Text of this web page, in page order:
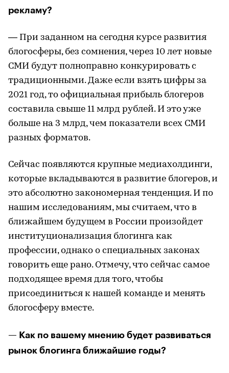
рекламу?
— При заданном на сегодня курсе развития
блогосферы, без сомнения, через 10 лет новые
СМИ будут полноправно конкурировать с
традиционными. Даже если взять цифры за
2021 год, то официальная прибыль блогеров
составила свыше 11 млрд рублей. И это уже
больше на 3 млрд, чем показатели всех СМИ
разных форматов.
Сейчас появляются крупные медиахолдинги,
которые вкладываются в развитие блогеров, и
это абсолютно закономерная тенденция. И по
нашим исследованиям, мы считаем, что в
ближайшем будущем в России произойдет
институционализация блогинга как
профессии, однако о специальных законах
говорить еще рано. Отмечу, что сейчас самое
подходящее время для того, чтобы
присоединиться к нашей команде и менять
блогосферу вместе.
— Как по вашему мнению будет развиваться
рынок блогинга ближайшие годы?